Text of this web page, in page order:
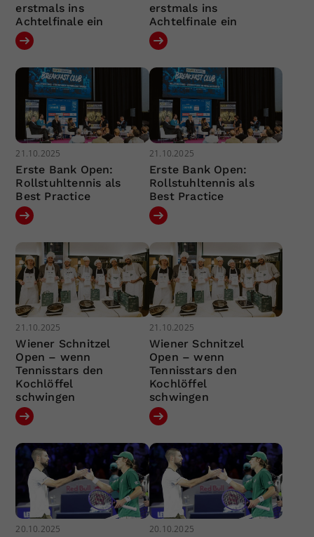
erstmals ins
Achtelfinale ein
erstmals ins
Achtelfinale ein
21.10.2025
Erste Bank Open:
Rollstuhltennis als
Best Practice
21.10.2025
Erste Bank Open:
Rollstuhltennis als
Best Practice
21.10.2025
Wiener Schnitzel
Open – wenn
Tennisstars den
Kochlöffel
schwingen
21.10.2025
Wiener Schnitzel
Open – wenn
Tennisstars den
Kochlöffel
schwingen
20.10.2025 20.10.2025